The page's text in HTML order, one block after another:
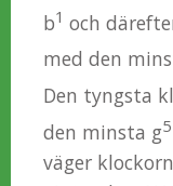
b1 och
med den
Den tyngsta
den minsta g5
väger